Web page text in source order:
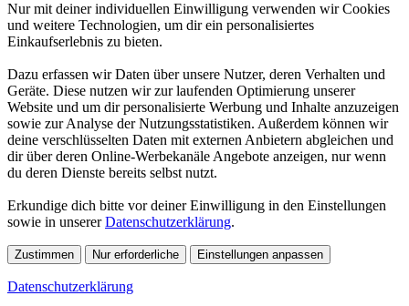
Nur mit deiner individuellen Einwilligung verwenden wir Cookies
und weitere Technologien, um dir ein personalisiertes
Einkaufserlebnis zu bieten.
Dazu erfassen wir Daten über unsere Nutzer, deren Verhalten und
Geräte. Diese nutzen wir zur laufenden Optimierung unserer
Website und um dir personalisierte Werbung und Inhalte anzuzeigen
sowie zur Analyse der Nutzungsstatistiken. Außerdem können wir
deine verschlüsselten Daten mit externen Anbietern abgleichen und
dir über deren Online-Werbekanäle Angebote anzeigen, nur wenn
du deren Dienste bereits selbst nutzt.
Erkundige dich bitte vor deiner Einwilligung in den Einstellungen
sowie in unsererDatenschutzerklärung.
Zustimmen Nur erforderliche Einstellungen anpassen
Datenschutzerklärung